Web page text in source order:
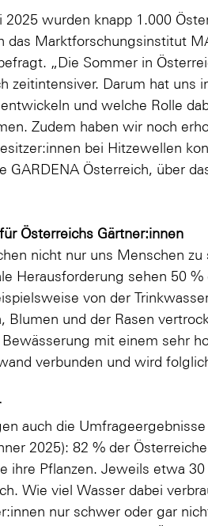
wurden knapp 1.000
das Marktforschungsinstitut
„Die Sommer in
zeitintensiver. Darum hat uns
und welche Rolle
Zudem haben wir noch
bei Hitzewellen
Österreich, über
Österreichs Gärtner:innen
nicht nur uns Menschen
Herausforderung sehen 50
von der
Blumen und der Rasen
mit einem sehr
verbunden und wird
auch die
2025): 82 % der
ihre Pflanzen. Jeweils etwa
Wie viel Wasser dabei
nur schwer oder gar